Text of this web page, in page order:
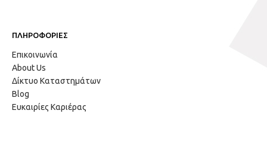
ΠΛΗΡΟΦΟΡΙΕΣ
Επικοινωνία
About Us
Δίκτυο Καταστημάτων
Blog
Ευκαιρίες Καριέρας